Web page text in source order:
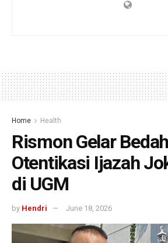
Home Health
Rismon Gelar
Otentikasi Ijazah
di UGM
by Hendri June 18, 2026